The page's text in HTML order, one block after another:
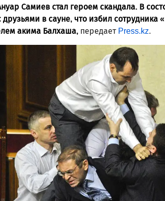
Сам­иев стал героем скандала. В
друзьями в сауне, что избил сотрудника
акима Балхаша, передает Press.kz.